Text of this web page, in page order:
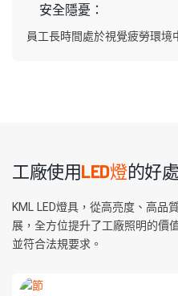
安全隱憂：
員工長時間處於視覺疲勞環境
工廠使用LED燈的好處
KML LED燈具，從高亮度、高品
展，全方位提升了工廠照明的價
並符合法規要求。